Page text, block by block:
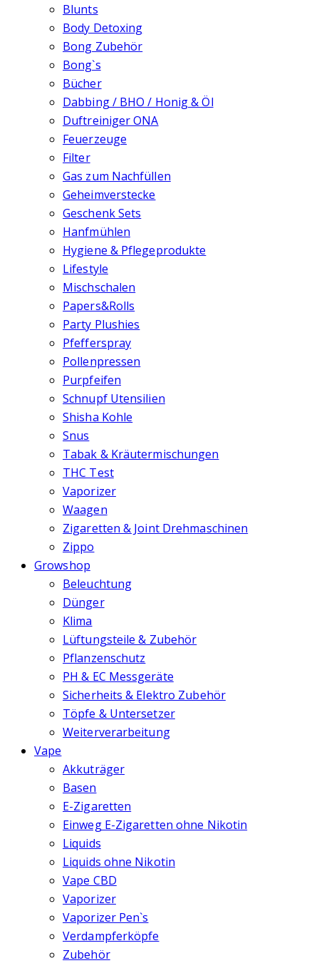
Blunts
Body Detoxing
Bong Zubehör
Bong`s
Bücher
Dabbing / BHO / Honig & Öl
Duftreiniger ONA
Feuerzeuge
Filter
Gas zum Nachfüllen
Geheimverstecke
Geschenk Sets
Hanfmühlen
Hygiene & Pflegeprodukte
Lifestyle
Mischschalen
Papers&Rolls
Party Plushies
Pfefferspray
Pollenpressen
Purpfeifen
Schnupf Utensilien
Shisha Kohle
Snus
Tabak & Kräutermischungen
THC Test
Vaporizer
Waagen
Zigaretten & Joint Drehmaschinen
Zippo
Growshop
Beleuchtung
Dünger
Klima
Lüftungsteile & Zubehör
Pflanzenschutz
PH & EC Messgeräte
Sicherheits & Elektro Zubehör
Töpfe & Untersetzer
Weiterverarbeitung
Vape
Akkuträger
Basen
E-Zigaretten
Einweg E-Zigaretten ohne Nikotin
Liquids
Liquids ohne Nikotin
Vape CBD
Vaporizer
Vaporizer Pen`s
Verdampferköpfe
Zubehör